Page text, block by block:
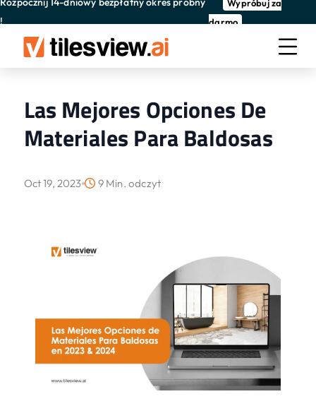
!
Wypróbuj za
darmo
Las Mejores Opciones De
Materiales Para Baldosas
Oct 19, 2023 9 Min. odczyt